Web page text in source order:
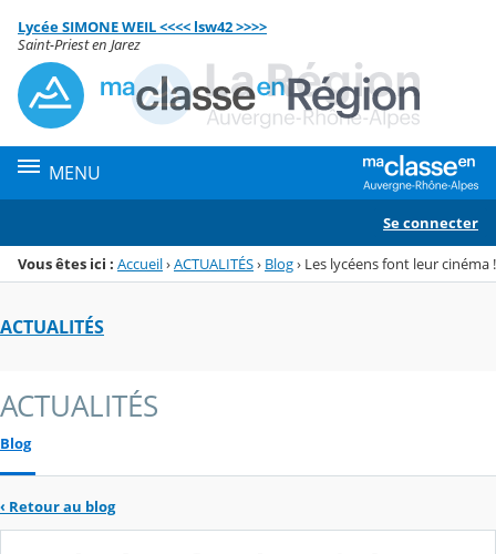
Menu de la rubrique
Contenu
Lycée SIMONE WEIL <<<< lsw42 >>>>
Saint-Priest en Jarez
MENU
Se connecter
Vous êtes ici : Accueil›ACTUALITÉS› Blog› Les lycéens font leur cinéma !
ACTUALITÉS
ACTUALITÉS
Blog
‹ Retour au blog